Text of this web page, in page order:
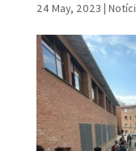
24 May, 2023 |